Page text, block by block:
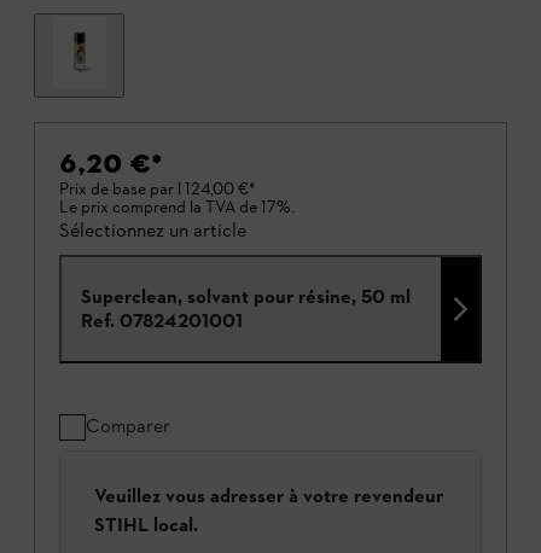
6,20 €*
Prix de base par l 124,00 €*
Le prix comprend la TVA de 17%.
Sélectionnez un article
Superclean, solvant pour résine, 50 ml
Ref. 07824201001
Comparer
Veuillez vous adresser à votre revendeur
STIHL local.